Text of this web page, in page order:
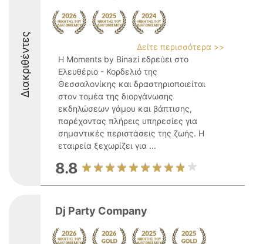
Διακριθέντες
Δείτε περισσότερα >>
Η Moments by Binazi εδρεύει στο
Ελευθέριο - Κορδελιό της
Θεσσαλονίκης και δραστηριοποιείται
στον τομέα της διοργάνωσης
εκδηλώσεων γάμου και βάπτισης,
παρέχοντας πλήρεις υπηρεσίες για
σημαντικές περιστάσεις της ζωής. Η
εταιρεία ξεχωρίζει για ...
8.8
Dj Party Company